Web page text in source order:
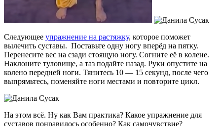
Следующее упражнение на растяжку, которое поможет
вылечить суставы. Поставьте одну ногу вперёд на пятку.
Перенесите вес на сзади стоящую ногу. Согните её в колене.
Наклоните туловище, а таз подайте назад. Руки опустите на
колено передней ноги. Тянитесь 10 — 15 секунд, после чего
выпрямьтесь, поменяйте ноги местами и повторите цикл.
На этом всё. Ну как Вам практика? Какое упражнение для
суставов понравилось особенно? Как самочувствие?